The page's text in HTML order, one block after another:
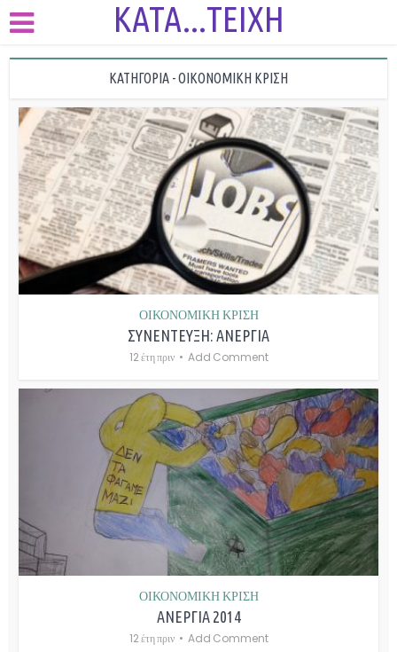
KATA...TEIXH
ΚΑΤΗΓΟΡΊΑ - ΟΙΚΟΝΟΜΙΚΗ ΚΡΙΣΗ
ΟΙΚΟΝΟΜΙΚΗ ΚΡΙΣΗ
ΣΥΝΕΝΤΕΥΞΗ: ΑΝΕΡΓΙΑ
12 έτη πριν Add Comment
ΟΙΚΟΝΟΜΙΚΗ ΚΡΙΣΗ
ΑΝΕΡΓΙΑ 2014
12 έτη πριν Add Comment